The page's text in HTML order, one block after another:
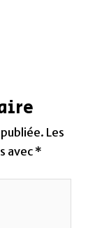
Les
avec *